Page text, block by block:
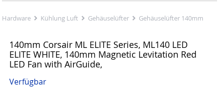
Hardware Kühlung Luft Gehäuselüfter Gehäuselüfter 140mm
140mm Corsair ML ELITE Series, ML140 LED
ELITE WHITE, 140mm Magnetic Levitation Red
LED Fan with AirGuide,
Verfügbar